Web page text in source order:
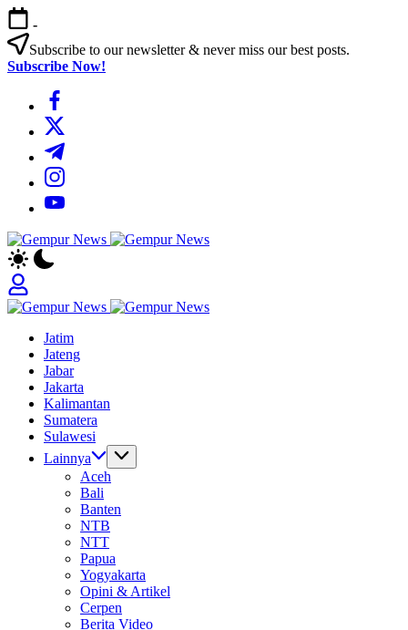
Skip
to
content
-
Subscribe to our newsletter & never miss our best posts.
Subscribe Now!
https://www.facebook.com/
https://twitter.com/
https://t.me/
https://www.instagram.com/
https://youtube.com/
Gempur
Jelajah
Informasi
Dunia
Tanpa
Gempur
Informasi
Dunia
Tanpa
Batas
Jatim
Jateng
Jabar
Jakarta
Kalimantan
Sumatera
Sulawesi
Lainnya
Aceh
Bali
Banten
NTB
NTT
Papua
Yogyakarta
Opini & Artikel
Cerpen
Berita Video